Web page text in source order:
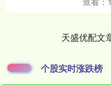
天盛优配文
个股实时涨跌榜